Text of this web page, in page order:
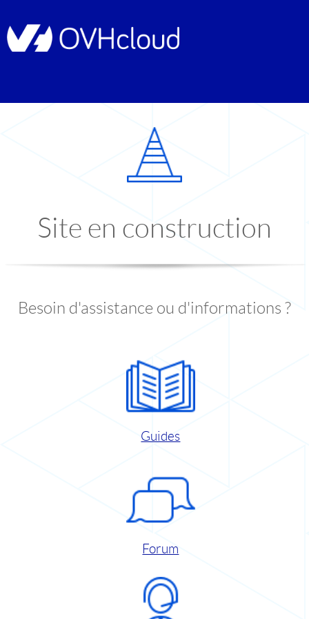
Site en construction
Besoin d'assistance ou d'informations ?
Guides
Forum